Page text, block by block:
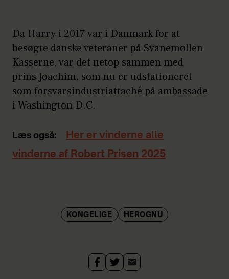
Da Harry i 2017 var i Danmark for at
besøgte danske veteraner på Svanemøllen
Kasserne, var det netop sammen med
prins Joachim, som nu er udstationeret
som forsvarsindustriattaché på ambassade
i Washington D.C.
Læs også:
Her er vinderne alle
vinderne af Robert Prisen 2025
KONGELIGE HEROGNU